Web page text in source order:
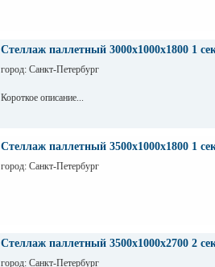
Стеллаж паллетный 3000х1000х1800 1
город: Санкт-Петербург
Короткое описание...
Стеллаж паллетный 3500х1000х1800 1
город: Санкт-Петербург
Стеллаж паллетный 3500х1000х2700 2
город: Санкт-Петербург